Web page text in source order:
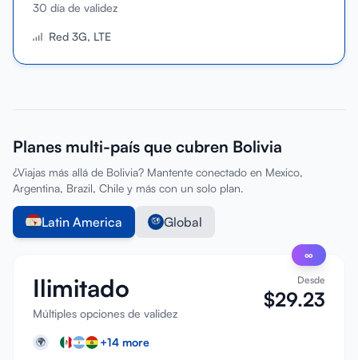
30 día de validez
Red 3G, LTE
Planes multi-país que cubren Bolivia
¿Viajas más allá de Bolivia? Mantente conectado en Mexico,
Argentina, Brazil, Chile y más con un solo plan.
Latin America Global
∞
Ilimitado
Múltiples opciones de validez
Desde
$29.23
🌍 +14 more